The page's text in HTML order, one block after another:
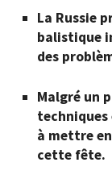
La Russie
balistique
des
Malgré un
techniques
à mettre
cette fête.